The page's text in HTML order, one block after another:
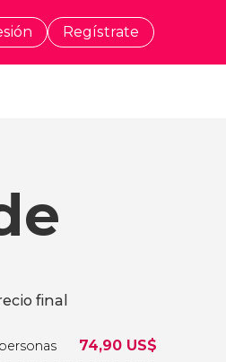
Regístrate
final
74,90 US$